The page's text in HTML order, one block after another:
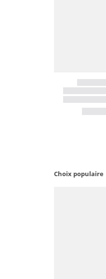
Choix populaire